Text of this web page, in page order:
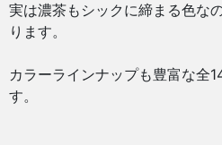
実は濃茶もシックに締まる色な
ります。
カラーラインナップも豊富な全
す。